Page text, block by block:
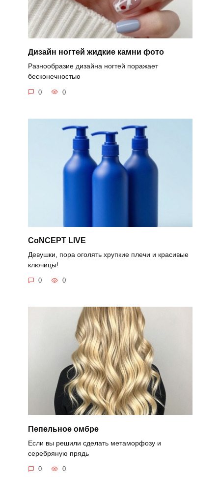
Дизайн ногтей жидкие камни фото
Разнообразие дизайна ногтей поражает
бесконечностью
0 0
CoNCEPT LIVE
Девушки, пора оголять хрупкие плечи и красивые
ключицы!
0 0
Пепельное омбре
Если вы решили сделать метаморфозу и
серебряную прядь
0 0